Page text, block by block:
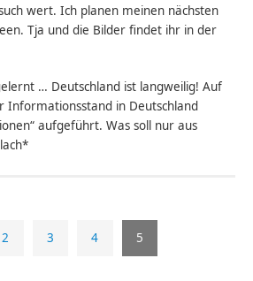
wert. Ich planen meinen nächsten
Tja und die Bilder findet ihr in der
… Deutschland ist langweilig! Auf
Informationsstand in Deutschland
aufgeführt. Was soll nur aus
2 3 4 5